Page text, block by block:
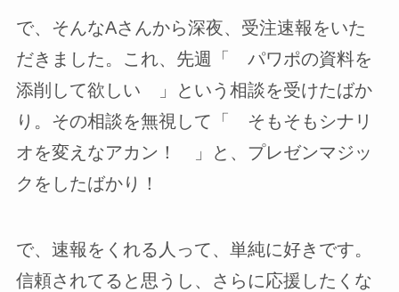
で、そんなAさんから深夜、受注速報をいた
だきました。これ、先週「 パワポの資料を
添削して欲しい 」という相談を受けたばか
り。その相談を無視して「 そもそもシナリ
オを変えなアカン！ 」と、プレゼンマジッ
クをしたばかり！
で、速報をくれる人って、単純に好きです。
信頼されてると思うし、さらに応援したくな